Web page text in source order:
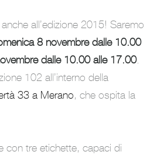
all’edizione 2015! Saremo
8 novembre dalle 10.00
dalle 10.00 alle 17.00.
102 all’interno della
33 a Merano, che ospita la
con tre etichette, capaci di